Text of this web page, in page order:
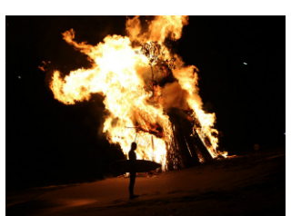
会員メニュー
今月のプレゼント
ショップ情報
千葉北
大阪
ウラナミ
お知らせ
その他
ルール＆How to